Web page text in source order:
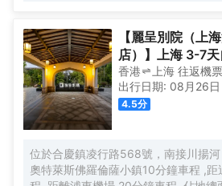
培訓於一體的綜合度假景區。 酒店整體以蘇式園林為主調，
精緻、古樸的四合院酒店 古色古香、
以現代化的設施以及標準化、人性化的
【麗呈別院（上
店）】上海 3-7
香港 上海 往返機票
出行日期: 08月26日
4.5分
位於合慶鎮凌行路568號，南接川揚
奧特萊斯佛羅倫薩小鎮10分鐘車程 ,